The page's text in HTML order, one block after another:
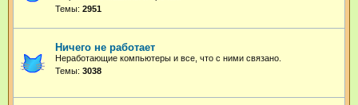
Темы: 2951
Ничего не работает
Неработающие компьютеры и все, что с ними связано.
Темы: 3038